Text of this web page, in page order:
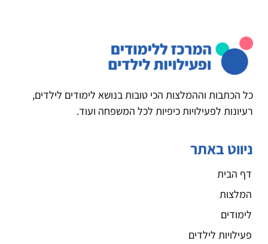
כל הכתבות וההמלצות הכי טובות בנושא לימודים לילדים,
רעיונות לפעילויות כיפיות לכל המשפחה ועוד.
ניווט באתר
דף הבית
המלצות
לימודים
פעילויות לילדים